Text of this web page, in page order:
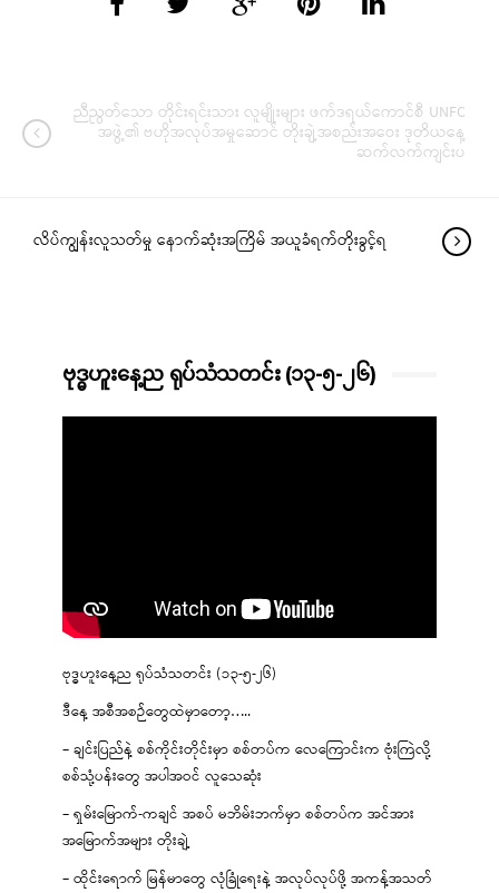
ညီညွတ်သော တိုင်းရင်းသား လူမျိုးများ ဖက်ဒရယ်ကောင်စီ UNFC
အဖွဲ့၏ ဗဟိုအလုပ်အမှုဆောင် တိုးချဲ့အစည်းအဝေး ဒုတိယနေ့
ဆက်လက်ကျင်းပ
လိပ်ကျွန်းလူသတ်မှု နောက်ဆုံးအကြိမ် အယူခံရက်တိုးခွင့်ရ
ဗုဒ္ဓဟူးနေ့ည ရုပ်သံသတင်း (၁၃-၅-၂၆)
ဗုဒ္ဓဟူးနေ့ည ရုပ်သံသတင်း (၁၃-၅-၂၆)
ဒီနေ့ အစီအစဉ်တွေထဲမှာတော့…..
– ချင်းပြည်နဲ့ စစ်ကိုင်းတိုင်းမှာ စစ်တပ်က လေကြောင်းက ဗုံးကြဲလို့
စစ်သုံ့ပန်းတွေ အပါအဝင် လူသေဆုံး
– ရှမ်းမြောက်-ကချင် အစပ် မဘိမ်းဘက်မှာ စစ်တပ်က အင်အား
အမြောက်အများ တိုးချဲ့
– ထိုင်းရောက် မြန်မာတွေ လုံခြုံရေးနဲ့ အလုပ်လုပ်ဖို့ အကန့်အသတ်